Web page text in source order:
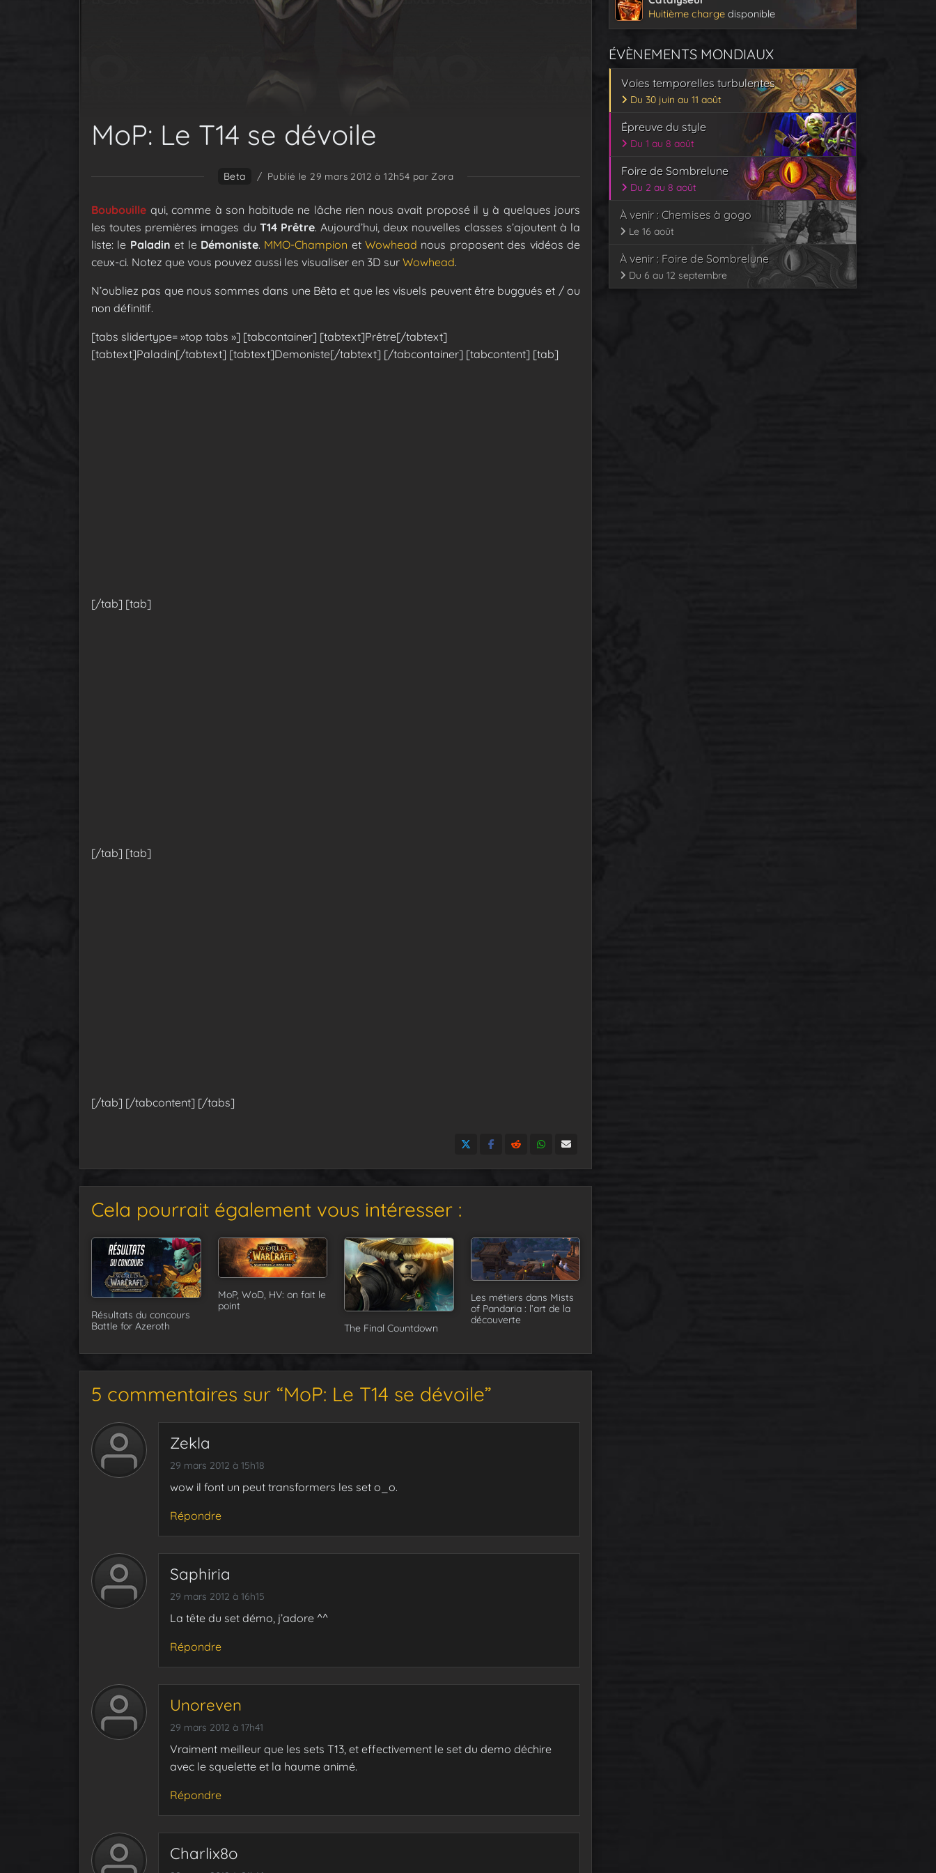
MoP: Le T14 se dévoile
Beta / Publié le 29 mars 2012 à 12h54 par Zora
Boubouille qui, comme à son habitude ne lâche rien nous avait proposé il y à quelques jours
les toutes premières images du T14 Prêtre. Aujourd’hui, deux nouvelles classes s’ajoutent à la
liste: le Paladin et le Démoniste. MMO-Champion etWowhead nous proposent des vidéos de
ceux-ci. Notez que vous pouvez aussi les visualiser en 3D sur Wowhead.
N’oubliez pas que nous sommes dans une Bêta et que les visuels peuvent être buggués et / ou
non définitif.
[tabs slidertype= »top tabs »] [tabcontainer] [tabtext]Prêtre[/tabtext]
[tabtext]Paladin[/tabtext] [tabtext]Demoniste[/tabtext] [/tabcontainer] [tabcontent] [tab]
[/tab] [tab]
[/tab] [tab]
[/tab] [/tabcontent] [/tabs]
Cela pourrait également vous intéresser :
Résultats du concours
Battle for Azeroth
MoP, WoD, HV: on fait le
point
The Final Countdown
Les métiers dans Mists
of Pandaria : l’art de la
découverte
5 commentaires sur “MoP: Le T14 se dévoile”
Zekla
29 mars 2012 à 15h18
wow il font un peut transformers les set o_o.
Répondre
Saphiria
29 mars 2012 à 16h15
La tête du set démo, j’adore ^^
Répondre
Unoreven
29 mars 2012 à 17h41
Vraiment meilleur que les sets T13, et effectivement le set du demo déchire
avec le squelette et la haume animé.
Répondre
Charlix8o
Huitième charge disponible
ÉVÈNEMENTS MONDIAUX
Voies temporelles turbulentes
Du 30 juin au 11 août
Épreuve du style
Du 1 au 8 août
Foire de Sombrelune
Du 2 au 8 août
À venir : Chemises à gogo
Le 16 août
À venir : Foire de Sombrelune
Du 6 au 12 septembre